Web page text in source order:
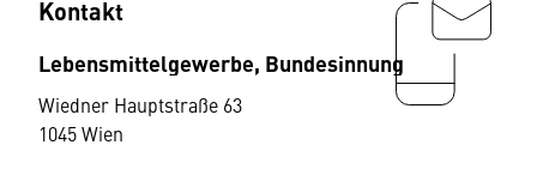
Kontakt
Lebensmittelgewerbe, Bundesinnung
Wiedner Hauptstraße 63
1045 Wien